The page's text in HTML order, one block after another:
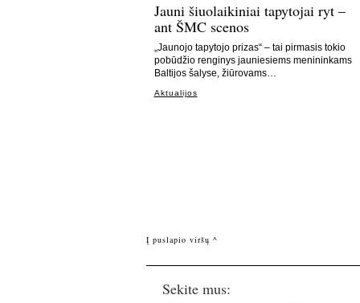
Jauni šiuolaikiniai tapytojai ryt –
ant ŠMC scenos
„Jaunojo tapytojo prizas“ – tai pirmasis tokio
pobūdžio renginys jauniesiems menininkams
Baltijos šalyse, žiūrovams…
Aktualijos
Į puslapio viršų ^
Sekite mus: